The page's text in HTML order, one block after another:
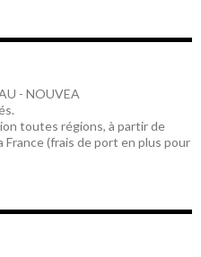
- NOUVEA
toutes régions, à partir de
(frais de port en plus pour